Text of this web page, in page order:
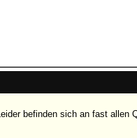
Leider befinden sich an fast allen